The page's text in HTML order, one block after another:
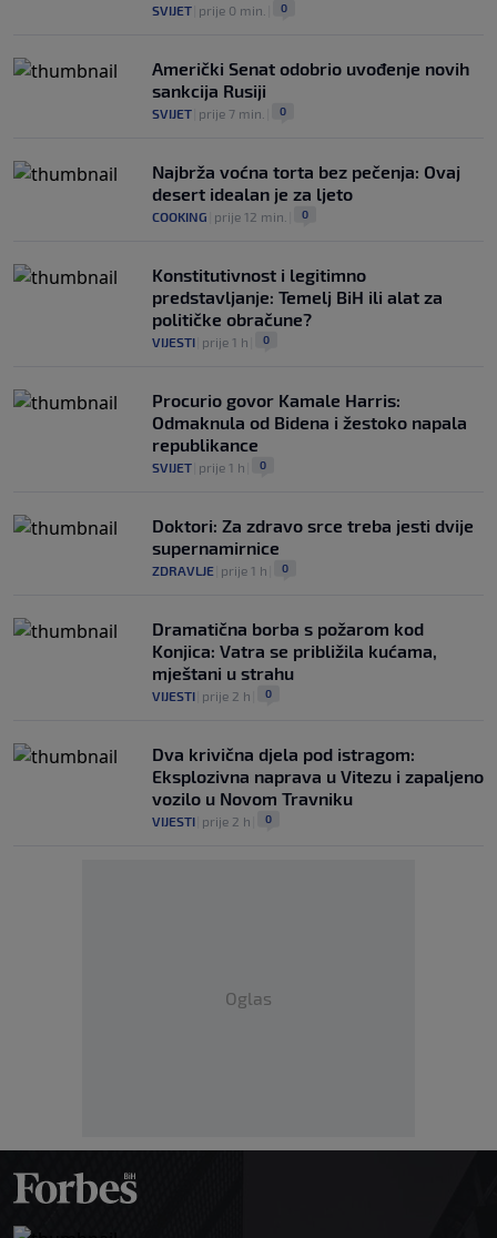
SVIJET prije 0 min. 0
Američki Senat odobrio uvođenje novih
sankcija Rusiji
SVIJET prije 7 min. 0
Najbrža voćna torta bez pečenja: Ovaj
desert idealan je za ljeto
COOKING prije 12 min. 0
Konstitutivnost i legitimno
predstavljanje: Temelj BiH ili alat za
političke obračune?
VIJESTI prije 1 h 0
Procurio govor Kamale Harris:
Odmaknula od Bidena i žestoko napala
republikance
SVIJET prije 1 h 0
Doktori: Za zdravo srce treba jesti dvije
supernamirnice
ZDRAVLJE prije 1 h 0
Dramatična borba s požarom kod
Konjica: Vatra se približila kućama,
mještani u strahu
VIJESTI prije 2 h 0
Dva krivična djela pod istragom:
Eksplozivna naprava u Vitezu i zapaljeno
vozilo u Novom Travniku
VIJESTI prije 2 h 0
Oglas